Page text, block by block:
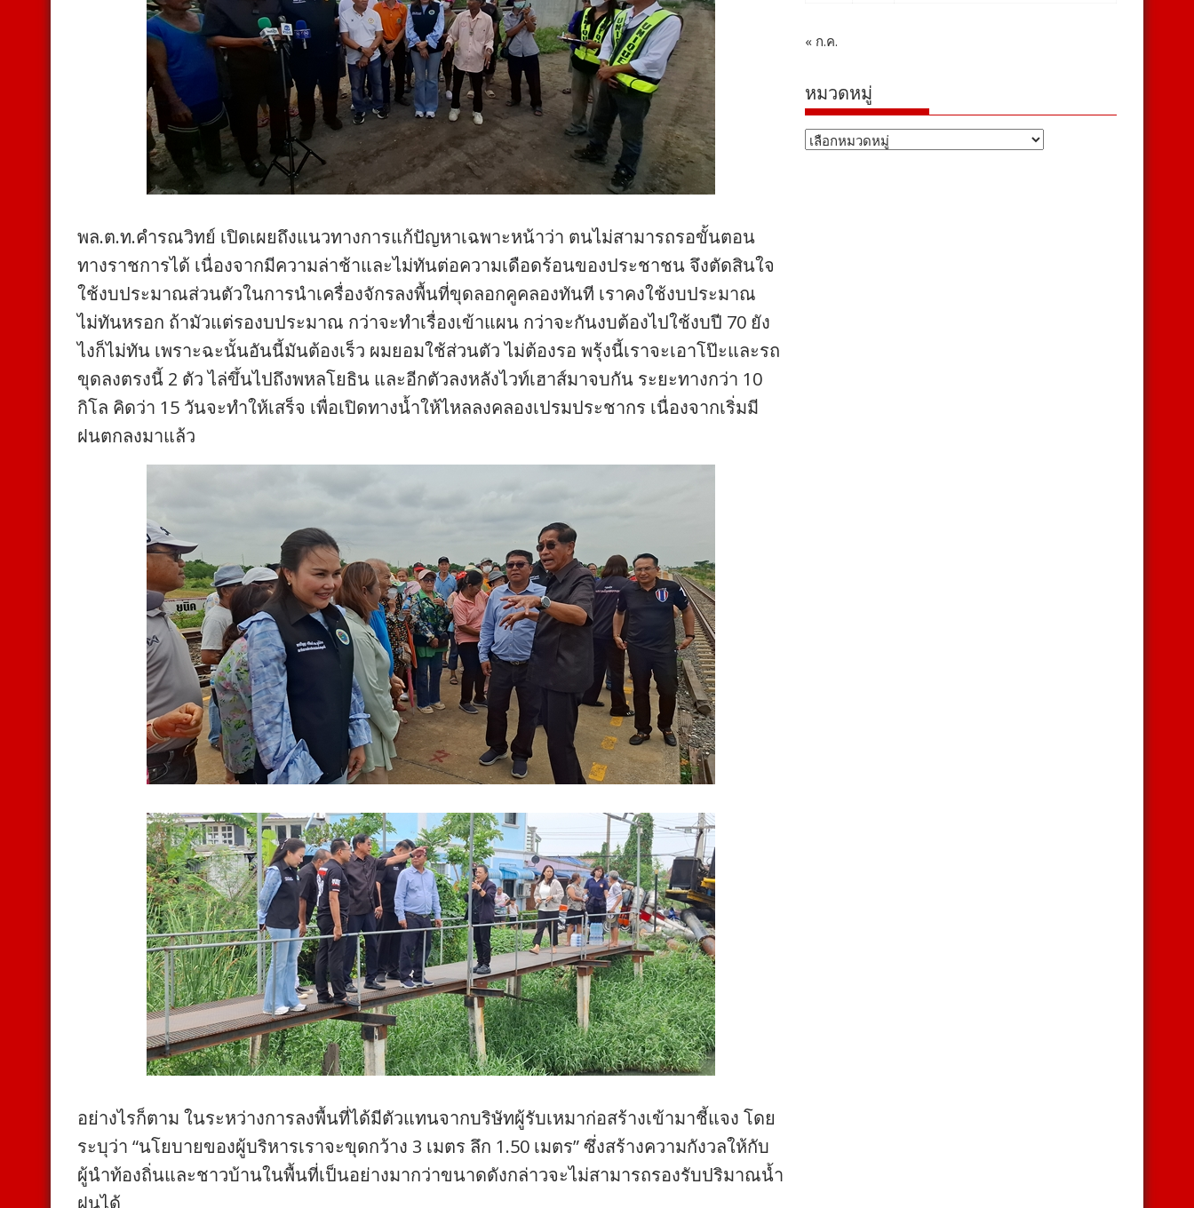
พล.ต.ท.คำรณวิทย์ เปิดเผยถึงแนวทางการแก้ปัญหาเฉพาะหน้าว่า ตนไม่สามารถรอขั้นตอน
ทางราชการได้ เนื่องจากมีความล่าช้าและไม่ทันต่อความเดือดร้อนของประชาชน จึงตัดสินใจ
ใช้งบประมาณส่วนตัวในการนำเครื่องจักรลงพื้นที่ขุดลอกคูคลองทันที เราคงใช้งบประมาณ
ไม่ทันหรอก ถ้ามัวแต่รองบประมาณ กว่าจะทำเรื่องเข้าแผน กว่าจะกันงบต้องไปใช้งบปี 70 ยัง
ไงก็ไม่ทัน เพราะฉะนั้นอันนี้มันต้องเร็ว ผมยอมใช้ส่วนตัว ไม่ต้องรอ พรุ้งนี้เราจะเอาโป๊ะและรถ
ขุดลงตรงนี้ 2 ตัว ไล่ขึ้นไปถึงพหลโยธิน และอีกตัวลงหลังไวท์เฮาส์มาจบกัน ระยะทางกว่า 10
กิโล คิดว่า 15 วันจะทำให้เสร็จ เพื่อเปิดทางน้ำให้ไหลลงคลองเปรมประชากร เนื่องจากเริ่มมี
ฝนตกลงมาแล้ว
อย่างไรก็ตาม ในระหว่างการลงพื้นที่ได้มีตัวแทนจากบริษัทผู้รับเหมาก่อสร้างเข้ามาชี้แจง โดย
ระบุว่า “นโยบายของผู้บริหารเราจะขุดกว้าง 3 เมตร ลึก 1.50 เมตร” ซึ่งสร้างความกังวลให้กับ
ผู้นำท้องถิ่นและชาวบ้านในพื้นที่เป็นอย่างมากว่าขนาดดังกล่าวจะไม่สามารถรองรับปริมาณน้ำ
ฝนได้
« ก.ค.
หมวดหมู่
หมวด